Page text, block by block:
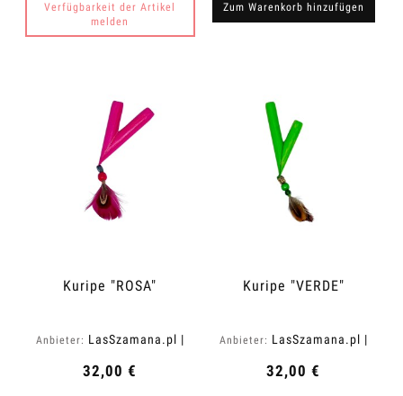
Verfügbarkeit der Artikel
melden
Zum Warenkorb hinzufügen
Kuripe "ROSA"
Anbieter: LasSzamana.pl |
32,00 €
Kuripe "VERDE"
Anbieter: LasSzamana.pl |
32,00 €